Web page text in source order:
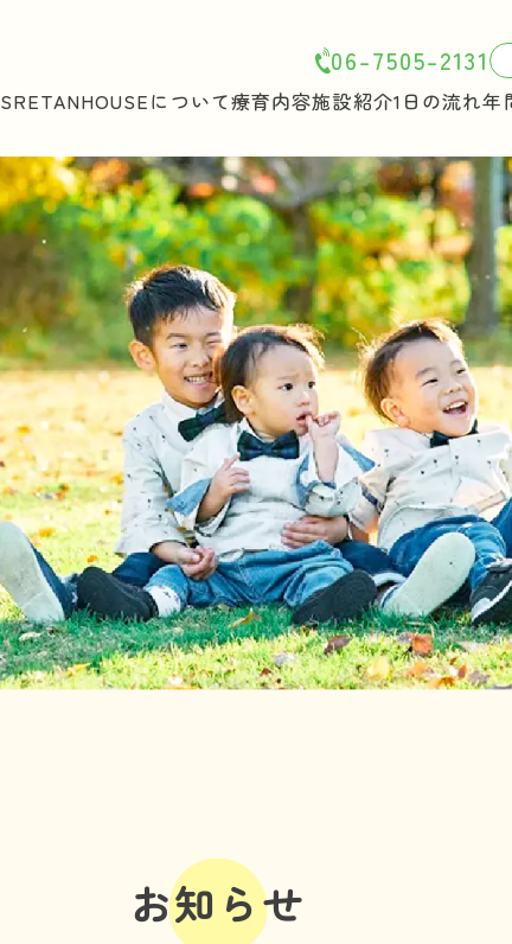
06-7505-2131
SRETANHOUSEについて療育内容施設紹介1日の流れ年
ホーム
SRETANHOUSEについて
療育内容
施設紹介
1日の流れ
年間行事
利用の流れ
よくある質問
年齢と定員
お知らせ